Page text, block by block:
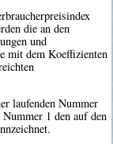
die an den
und
mit dem Koeffizienten
laufenden Nummer
1 den auf den